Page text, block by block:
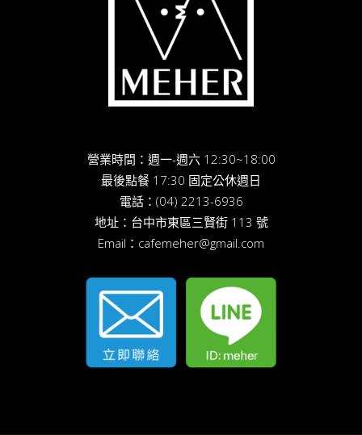
營業時間：週一-週六 12:30~18:00
最後點餐 17:30 固定公休週日
電話： (04) 2213-6936
地址： 台中市東區三賢街 113 號
Email： cafemeher@gmail.com